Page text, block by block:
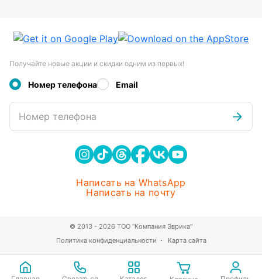
Получайте новые акции и скидки одним из первых!
Номер телефона Email
Номер телефона
Написать на WhatsApp
Написать на почту
Политика конфиденциальности Карта сайта
© 2013 - 2026 ТОО "Компания Эврика"